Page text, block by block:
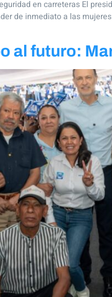
en carreteras El
de inmediato a las
al futuro: